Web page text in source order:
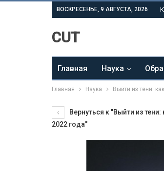
ВОСКРЕСЕНЬЕ, 9 АВГУСТА, 2026
CUT
Главная Наука
Главная Наука Выйти из тени:
Вернуться к "Выйти из
2022 года"